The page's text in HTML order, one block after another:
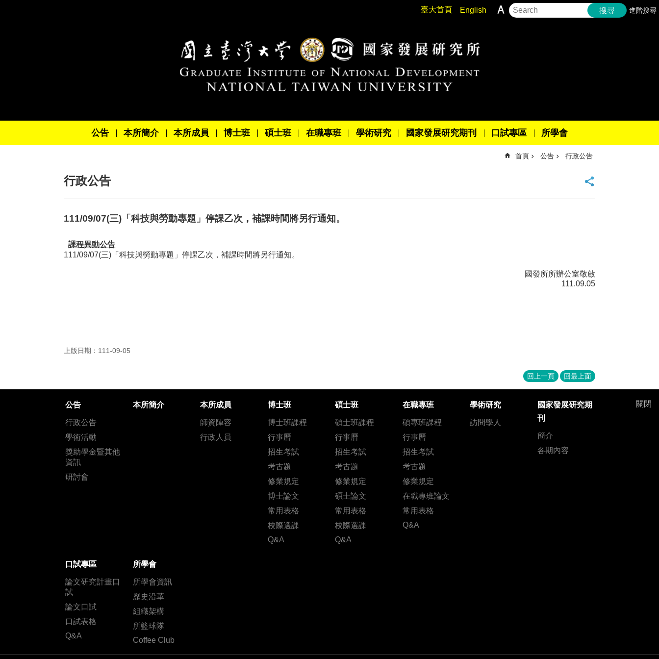
臺大首頁 English 搜尋 進階搜尋
公告 本所簡介 本所成員 博士班 碩士班 在職專班 學術研究 國家發展研究期刊 口試專區 所學會
首頁 公告 行政公告
行政公告
111/09/07(三)「科技與勞動專題」停課乙次，補課時間將另行通知。
課程異動公告
111/09/07(三)「科技與勞動專題」停課乙次，補課時間將另行通知。
國發所所辦公室敬啟
111.09.05
上版日期：111-09-05
回上一頁 回最上面
關閉
公告
行政公告
學術活動
獎助學金暨其他
資訊
研討會
本所簡介 本所成員
師資陣容
行政人員
博士班
博士班課程
行事曆
招生考試
考古題
修業規定
博士論文
常用表格
校際選課
Q&A
碩士班
碩士班課程
行事曆
招生考試
考古題
修業規定
碩士論文
常用表格
校際選課
Q&A
在職專班
碩專班課程
行事曆
招生考試
考古題
修業規定
在職專班論文
常用表格
Q&A
學術研究
訪問學人
國家發展研究期
刊
簡介
各期內容
口試專區
論文研究計畫口
試
論文口試
口試表格
Q&A
所學會
所學會資訊
歷史沿革
組織架構
所籃球隊
Coffee Club